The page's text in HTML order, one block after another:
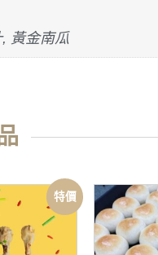
黃金南瓜
特價